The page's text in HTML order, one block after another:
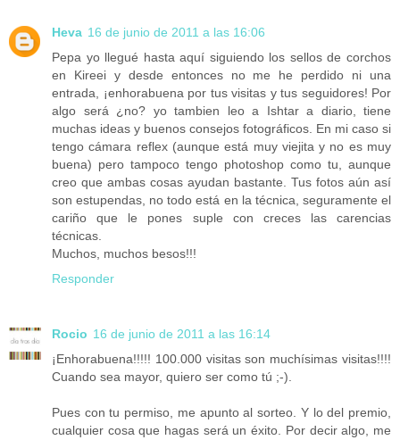
Heva 16 de junio de 2011 a las 16:06
Pepa yo llegué hasta aquí siguiendo los sellos de corchos
en Kireei y desde entonces no me he perdido ni una
entrada, ¡enhorabuena por tus visitas y tus seguidores! Por
algo será ¿no? yo tambien leo a Ishtar a diario, tiene
muchas ideas y buenos consejos fotográficos. En mi caso si
tengo cámara reflex (aunque está muy viejita y no es muy
buena) pero tampoco tengo photoshop como tu, aunque
creo que ambas cosas ayudan bastante. Tus fotos aún así
son estupendas, no todo está en la técnica, seguramente el
cariño que le pones suple con creces las carencias
técnicas.
Muchos, muchos besos!!!
Responder
Rocio 16 de junio de 2011 a las 16:14
¡Enhorabuena!!!!! 100.000 visitas son muchísimas visitas!!!!
Cuando sea mayor, quiero ser como tú ;-).
Pues con tu permiso, me apunto al sorteo. Y lo del premio,
cualquier cosa que hagas será un éxito. Por decir algo, me